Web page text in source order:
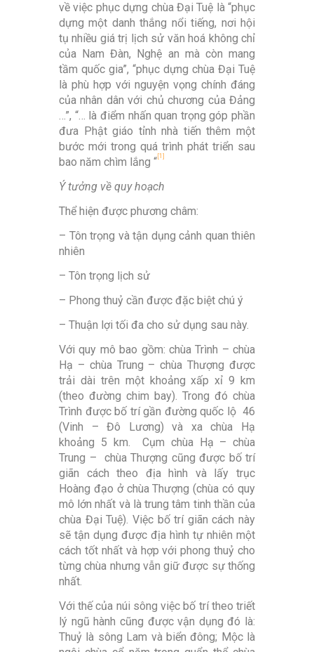
về việc phục dựng chùa Đại Tuệ là “phục
dựng một danh thắng nổi tiếng, nơi hội
tụ nhiều giá trị lịch sử văn hoá không chỉ
của Nam Đàn, Nghệ an mà còn mang
tầm quốc gia”, “phục dựng chùa Đại Tuệ
là phù hợp với nguyện vọng chính đáng
của nhân dân với chủ chương của Đảng
…”, “… là điểm nhấn quan trọng góp phần
đưa Phật giáo tỉnh nhà tiến thêm một
bước mới trong quá trình phát triển sau
bao năm chìm lắng “ [1]
Ý tưởng về quy hoạch
Thể hiện được phương châm:
– Tôn trọng và tận dụng cảnh quan thiên
nhiên
– Tôn trọng lịch sử
– Phong thuỷ cần được đặc biệt chú ý
– Thuận lợi tối đa cho sử dụng sau này.
Với quy mô bao gồm: chùa Trình – chùa
Hạ – chùa Trung – chùa Thượng được
trải dài trên một khoảng xấp xỉ 9 km
(theo đường chim bay). Trong đó chùa
Trình được bố trí gần đường quốc lộ 46
(Vinh – Đô Lương) và xa chùa Hạ
khoảng 5 km. Cụm chùa Hạ – chùa
Trung – chùa Thượng cũng được bố trí
giãn cách theo địa hình và lấy trục
Hoàng đạo ở chùa Thượng (chùa có quy
mô lớn nhất và là trung tâm tinh thần của
chùa Đại Tuệ). Việc bố trí giãn cách này
sẽ tận dụng được địa hình tự nhiên một
cách tốt nhất và hợp với phong thuỷ cho
từng chùa nhưng vẫn giữ được sự thống
nhất.
Với thế của núi sông việc bố trí theo triết
lý ngũ hành cũng được vận dụng đó là:
Thuỷ là sông Lam và biển đông; Mộc là